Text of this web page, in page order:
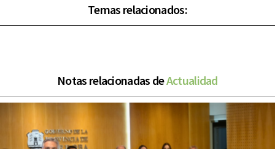
Temas relacionados:
Notas relacionadas deActualidad